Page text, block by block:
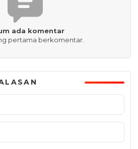
ada komentar
pertama berkomentar.